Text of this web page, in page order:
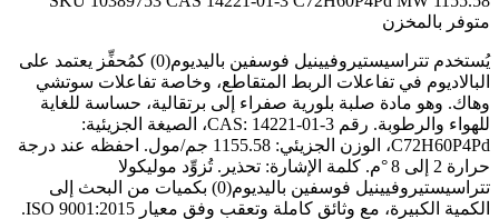
متوفر بالمخزن
يُستخدم تتراسيستيروفيينيل فوسفين باليديوم(0) كمُحفِّز يعتمد على
البالاديوم في تفاعلات الربط المتقاطع، وخاصة تفاعلات سوتشي
وهاك. وهو مادة صلبة بلورية صفراء إلى برتقالية، حساسة للغاية
للهواء والرطوبة. رقم CAS: 14221-01-3، الصيغة الجزيئية:
C72H60P4Pd، الوزن الجزيئي: 1155.58 جم/مول. احفظه عند درجة
حرارة 2 إلى 8 °م. كلمة الإشارة: تحذير. تُزوِّد موليكولا
تتراسيستيروفيينيل فوسفين باليديوم(0) بكميات من البحث إلى
الكمية الكبيرة، مع وثائق كاملة وتعقب وفق معيار ISO 9001:2015.